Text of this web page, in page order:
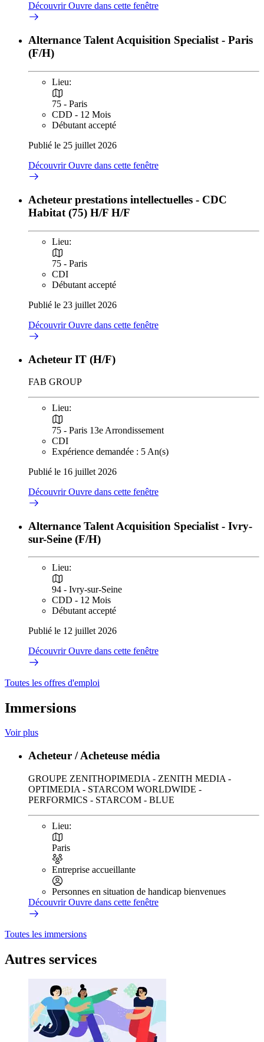
DécouvrirOuvre dans cette fenêtre
Alternance Talent Acquisition Specialist - Paris
(F/H)
Lieu:
75 - Paris
CDD - 12 Mois
Débutant accepté
Publié le 25 juillet 2026
DécouvrirOuvre dans cette fenêtre
Acheteur prestations intellectuelles - CDC
Habitat (75) H/F H/F
Lieu:
75 - Paris
CDI
Débutant accepté
Publié le 23 juillet 2026
DécouvrirOuvre dans cette fenêtre
Acheteur IT (H/F)
FAB GROUP
Lieu:
75 - Paris 13e Arrondissement
CDI
Expérience demandée : 5 An(s)
Publié le 16 juillet 2026
DécouvrirOuvre dans cette fenêtre
Alternance Talent Acquisition Specialist - Ivry-
sur-Seine (F/H)
Lieu:
94 - Ivry-sur-Seine
CDD - 12 Mois
Débutant accepté
Publié le 12 juillet 2026
DécouvrirOuvre dans cette fenêtre
Toutes les offres d'emploi
Immersions
Voir plus
Acheteur / Acheteuse média
GROUPE ZENITHOPIMEDIA - ZENITH MEDIA -
OPTIMEDIA - STARCOM WORLDWIDE -
PERFORMICS - STARCOM - BLUE
Lieu:
Paris
Entreprise accueillante
Personnes en situation de handicap bienvenues
DécouvrirOuvre dans cette fenêtre
Toutes les immersions
Autres services